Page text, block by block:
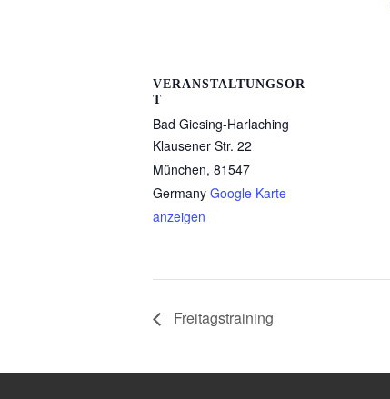
VERANSTALTUNGSOR
T
Bad Giesing-Harlaching
Klausener Str. 22
München, 81547
Germany Google Karte
anzeigen
Freitagstraining